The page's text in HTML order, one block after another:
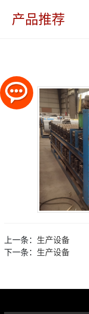
产品推荐
上一条： 生产设备
下一条： 生产设备